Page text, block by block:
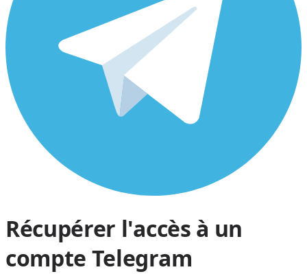
Récupérer l'accès à un
compte Telegram